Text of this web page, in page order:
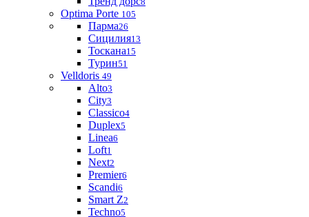
Optima Porte 105
Парма26
Сицилия13
Тоскана15
Турин51
Velldoris 49
Alto3
City3
Classico4
Duplex5
Linea6
Loft1
Next2
Premier6
Scandi6
Smart Z2
Techno5